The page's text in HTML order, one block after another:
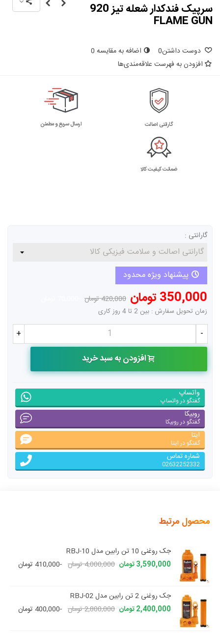
سرپیک فندکدار شعله تیز 920
FLAME GUN
دوست داشتن0 اضافه به مقایسه 0
افزودن به فهرست علاقه‌مندی‌ها
گارانتی اصالت ارسال سریع و مطمئن
ضمانت کیفیت کالا
گارانتی :
پیشنهاد ویژه محدود
350,000 تومان 420,000 تومان
زمان تحویل سفارش : بین 2 تا 4 روز کاری
-
+
افزودن به سبد خرید
واتساپ
گفتگو در واتساپ
روبیکا
گفتگو در روبیکا
ایتا
گفتگو در ایتا
شماره تماس
02632252332
محصول مرتبط
جک روغنی 10 تن رابین مدل RBJ-10
3,590,000 تومان
4,000,000 تومان -410,000 تومان
جک روغنی 2 تن رابین مدل RBJ-02
2,400,000 تومان
2,800,000 تومان -400,000 تومان